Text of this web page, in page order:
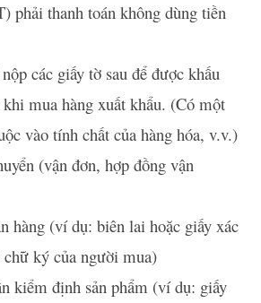
phải thanh toán không dùng tiền
các giấy tờ sau để được khấu
mua hàng xuất khẩu. (Có một
vào tính chất của hàng hóa, v.v.)
(vận đơn, hợp đồng vận
hàng (ví dụ: biên lai hoặc giấy xác
chữ ký của người mua)
kiểm định sản phẩm (ví dụ: giấy